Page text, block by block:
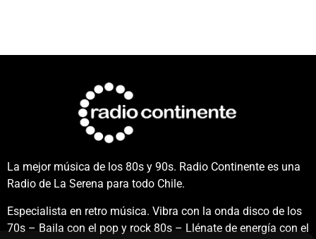
La mejor música de los 80s y 90s. Radio Continente es una
Radio de La Serena para todo Chile.
Especialista en retro música. Vibra con la onda disco de los
70s – Baila con el pop y rock 80s – Llénate de energía con el